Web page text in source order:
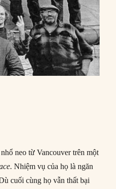
neo từ Vancouver trên một
. Nhiệm vụ của họ là ngăn
cuối cùng họ vẫn thất bại